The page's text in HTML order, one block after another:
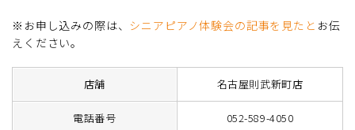
※お申し込みの際は、 シニアピアノ体験会の記事を見たと お伝
えください。
店舗 名古屋則武新町店
電話番号 052-589-4050